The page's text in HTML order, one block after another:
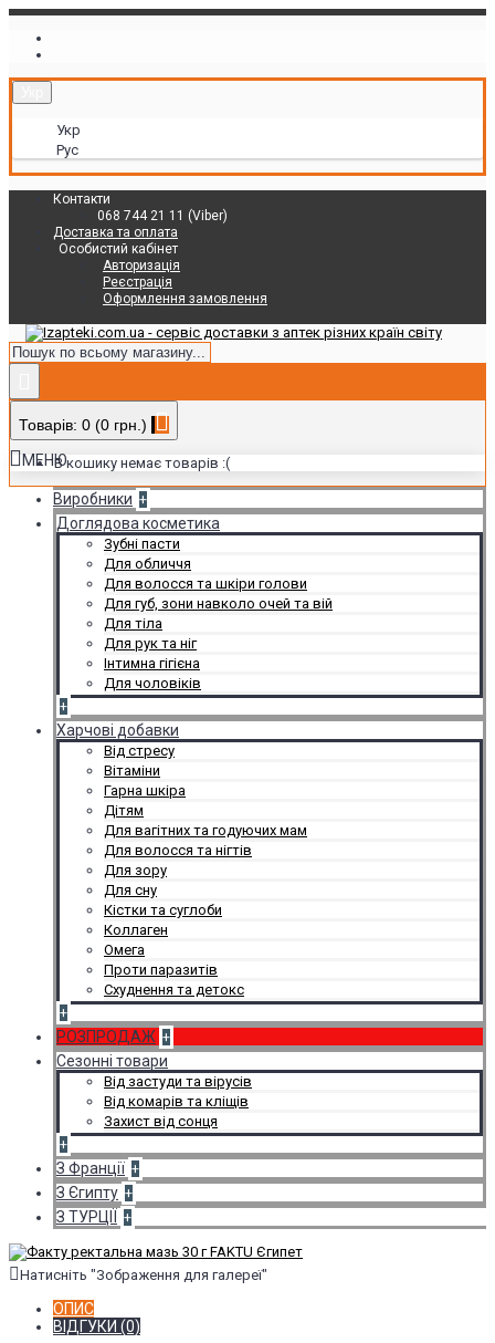
Укр
Рус
Контакти
068 744 21 11 (Viber)
Доставка та оплата
Особистий кабінет
Авторизація
Реєстрація
Оформлення замовлення
Товарів: 0 (0 грн.)
В кошику немає товарів :(
МЕНЮ
Виробники +
Доглядова косметика
Зубні пасти
Для обличчя
Для волосся та шкіри голови
Для губ, зони навколо очей та вій
Для тіла
Для рук та ніг
Інтимна гігієна
Для чоловіків
+
Харчові добавки
Від стресу
Вітаміни
Гарна шкіра
Дітям
Для вагітних та годуючих мам
Для волосся та нігтів
Для зору
Для сну
Кістки та суглоби
Коллаген
Омега
Проти паразитів
Схуднення та детокс
+
РОЗПРОДАЖ +
Сезонні товари
Від застуди та вірусів
Від комарів та кліщів
Захист від сонця
+
З Франції +
З Єгипту +
З ТУРЦІЇ +
Натисніть "Зображення для галереї"
ОПИС
ВІДГУКИ (0)